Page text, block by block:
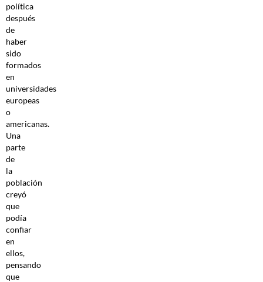
política
después
de
haber
sido
formados
en
universidades
europeas
o
americanas.
Una
parte
de
la
población
creyó
que
podía
confiar
en
ellos,
pensando
que